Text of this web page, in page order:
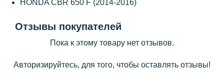
HONDA CBR 650 F (2014-2016)
Отзывы покупателей
Пока к этому товару нет отзывов.
Авторизируйтесь, для того, чтобы оставлять отзывы!